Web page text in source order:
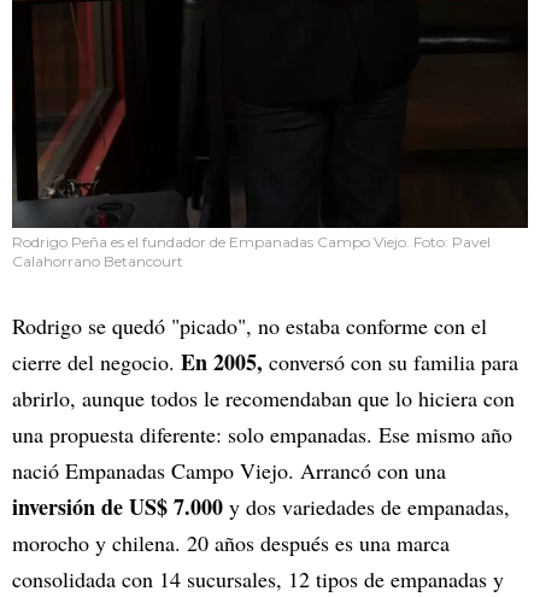
Rodrigo Peña es el fundador de Empanadas Campo Viejo. Foto: Pavel
Calahorrano Betancourt
Rodrigo se quedó "picado", no estaba conforme con el
cierre del negocio. En 2005, conversó con su familia para
abrirlo, aunque todos le recomendaban que lo hiciera con
una propuesta diferente: solo empanadas. Ese mismo año
nació Empanadas Campo Viejo. Arrancó con una
inversión de US$ 7.000 y dos variedades de empanadas,
morocho y chilena. 20 años después es una marca
consolidada con 14 sucursales, 12 tipos de empanadas y